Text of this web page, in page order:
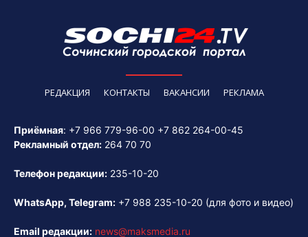
РЕДАКЦИЯ КОНТАКТЫ ВАКАНСИИ РЕКЛАМА
Приёмная: +7 966 779-96-00 +7 862 264-00-45
Рекламный отдел: 264 70 70
Телефон редакции: 235-10-20
WhatsApp, Telegram: +7 988 235-10-20 (для фото и видео)
Email редакции: news@maksmedia.ru